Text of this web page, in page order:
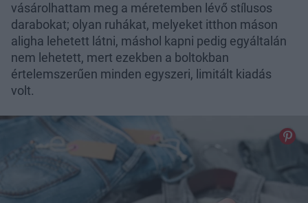
vásárolhattam meg a méretemben lévő stílusos
darabokat; olyan ruhákat, melyeket itthon máson
aligha lehetett látni, máshol kapni pedig egyáltalán
nem lehetett, mert ezekben a boltokban
értelemszerűen minden egyszeri, limitált kiadás
volt.